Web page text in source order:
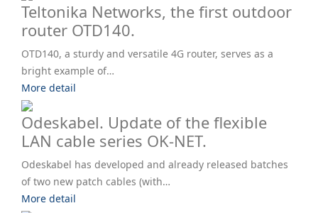
Teltonika Networks, the first outdoor
router OTD140.
OTD140, a sturdy and versatile 4G router, serves as a
bright example of…
More detail
Odeskabel. Update of the flexible
LAN cable series OK-NET.
Odeskabel has developed and already released batches
of two new patch cables (with…
More detail